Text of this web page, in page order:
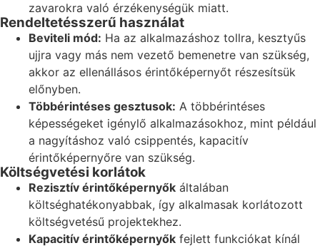
zavarokra való érzékenységük miatt.
Rendeltetésszerű használat
Beviteli mód: Ha az alkalmazáshoz tollra, kesztyűs
ujjra vagy más nem vezető bemenetre van szükség,
akkor az ellenállásos érintőképernyőt részesítsük
előnyben.
Többérintéses gesztusok: A többérintéses
képességeket igénylő alkalmazásokhoz, mint például
a nagyításhoz való csippentés, kapacitív
érintőképernyőre van szükség.
Költségvetési korlátok
Rezisztív érintőképernyők általában
költséghatékonyabbak, így alkalmasak korlátozott
költségvetésű projektekhez.
Kapacitív érintőképernyők fejlett funkciókat kínál